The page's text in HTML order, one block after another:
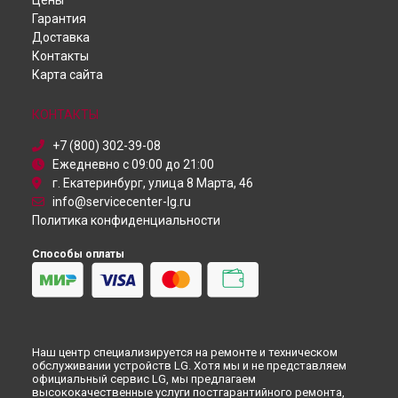
Ремонт домашнего кинотеатра BH7540T LG в
Ремонт домашнего кинотеатра BH7540T LG в
Ремонт домашнего кинотеатра BH7540T LG в
Ремонт домашнего кинотеатра BH7540T LG в
Ремонт домашнего кинотеатра BH7540T LG в
Ремонт домашнего кинотеатра BH7540T LG в
Ремонт домашнего кинотеатра BH7540T LG в
Петербурге
Пылесос
Проектор
Посудомоечная машина
Монитор
Кондиционер
Гарантия
Доставка
Контакты
Карта сайта
КОНТАКТЫ
+7 (800) 302-39-08
Ежедневно с 09:00 до 21:00
г. Екатеринбург, улица 8 Марта, 46
info@servicecenter-lg.ru
Политика конфиденциальности
Способы оплаты
Наш центр специализируется на ремонте и техническом
обслуживании устройств LG. Хотя мы и не представляем
официальный сервис LG, мы предлагаем
высококачественные услуги постгарантийного ремонта,